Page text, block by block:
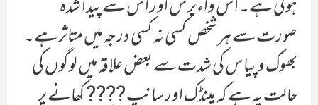
ہوئی ہے۔ اس واءیرس اور اس سے پیدا شدہ
صورت سے ہر شخص کسی نہ کسی درجہ میں متاثر ہے۔
بھوک و پیاس کی شدت سے بعض علاقہ میں لوگوں کی
حالت یہ ہے کہ مینڈک اور سانپ ???? کھانے پر